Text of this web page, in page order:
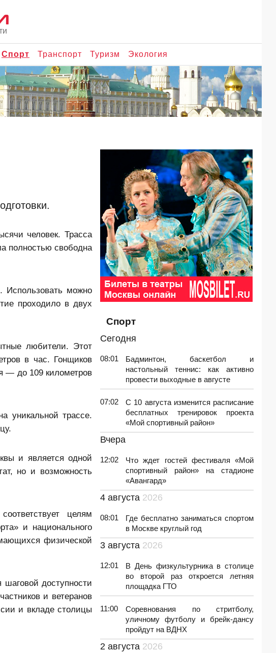
Спорт Транспорт Туризм Экология
человек. Трасса
полностью свободна
Использовать можно
проходило в двух
любители. Этот
в час. Гонщиков
— до 109 километров
уникальной трассе.
и является одной
но и возможность
целям
и национального
физической
доступности
и ветеранов
и вкладе столицы
Спорт
Сегодня
08:01
Бадминтон, баскетбол и
настольный теннис: как активно
провести выходные в августе
07:02
С 10 августа изменится расписание
бесплатных тренировок проекта
«Мой спортивный район»
Вчера
12:02
Что ждет гостей фестиваля «Мой
спортивный район» на стадионе
«Авангард»
4 августа 2026
08:01
Где бесплатно заниматься спортом
в Москве круглый год
3 августа 2026
12:01
В День физкультурника в столице
во второй раз откроется летняя
площадка ГТО
11:00
Соревнования по стритболу,
уличному футболу и брейк-дансу
пройдут на ВДНХ
2 августа 2026